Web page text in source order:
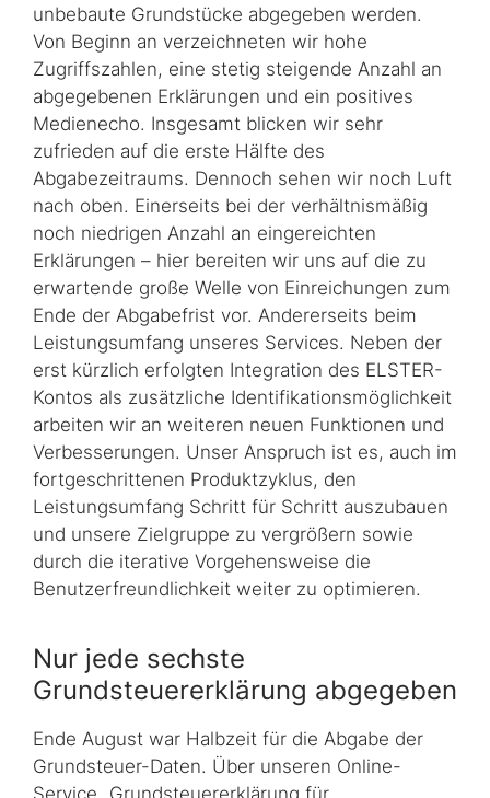
unbebaute Grundstücke abgegeben werden.
Von Beginn an verzeichneten wir hohe
Zugriffszahlen, eine stetig steigende Anzahl an
abgegebenen Erklärungen und ein positives
Medienecho. Insgesamt blicken wir sehr
zufrieden auf die erste Hälfte des
Abgabezeitraums. Dennoch sehen wir noch Luft
nach oben. Einerseits bei der verhältnismäßig
noch niedrigen Anzahl an eingereichten
Erklärungen – hier bereiten wir uns auf die zu
erwartende große Welle von Einreichungen zum
Ende der Abgabefrist vor. Andererseits beim
Leistungsumfang unseres Services. Neben der
erst kürzlich erfolgten Integration des ELSTER-
Kontos als zusätzliche Identifikationsmöglichkeit
arbeiten wir an weiteren neuen Funktionen und
Verbesserungen. Unser Anspruch ist es, auch im
fortgeschrittenen Produktzyklus, den
Leistungsumfang Schritt für Schritt auszubauen
und unsere Zielgruppe zu vergrößern sowie
durch die iterative Vorgehensweise die
Benutzerfreundlichkeit weiter zu optimieren.
Nur jede sechste
Grundsteuererklärung abgegeben
Ende August war Halbzeit für die Abgabe der
Grundsteuer-Daten. Über unseren Online-